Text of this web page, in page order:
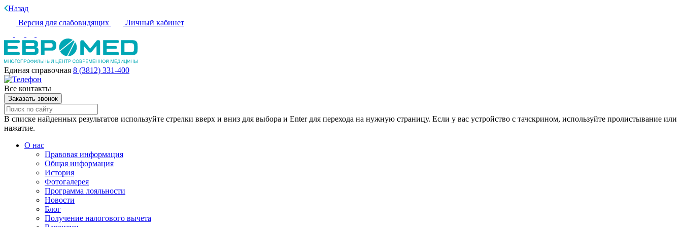
Назад
Версия для слабовидящих
Личный кабинет
Единая справочная 8 (3812) 331-400
Все контакты
Заказать звонок
В списке найденных результатов используйте стрелки вверх и вниз для выбора и Enter для перехода на нужную страницу. Если у вас устройство с тачскрином, используйте пролистывание или
нажатие.
О нас
Правовая информация
Общая информация
История
Фотогалерея
Программа лояльности
Новости
Блог
Получение налогового вычета